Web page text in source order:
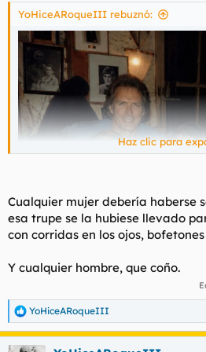
YoHiceARoqueIII rebuznó:
Haz clic para
Cualquier mujer debería haberse
esa trupe se la hubiese llevado
con corridas en los ojos,
Y cualquier hombre, que coño.
R
e
a
YoHiceARoqueIII